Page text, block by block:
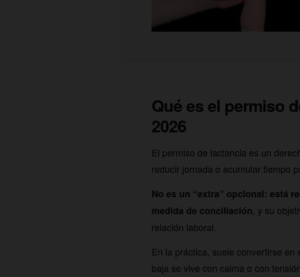
Qué es el permiso
2026
El permiso de lactancia es un
reducir jornada o acumular tiempo
No es un “extra” opcional: está
medida de conciliación, y su
relación laboral.
En la práctica, suele convertirse
baja se vive con calma o con